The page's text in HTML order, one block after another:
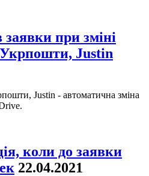
заявки при зміні
Justin
Justin - автоматична зміна
коли до заявки
22.04.2021